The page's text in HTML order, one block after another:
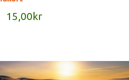
15,00 kr